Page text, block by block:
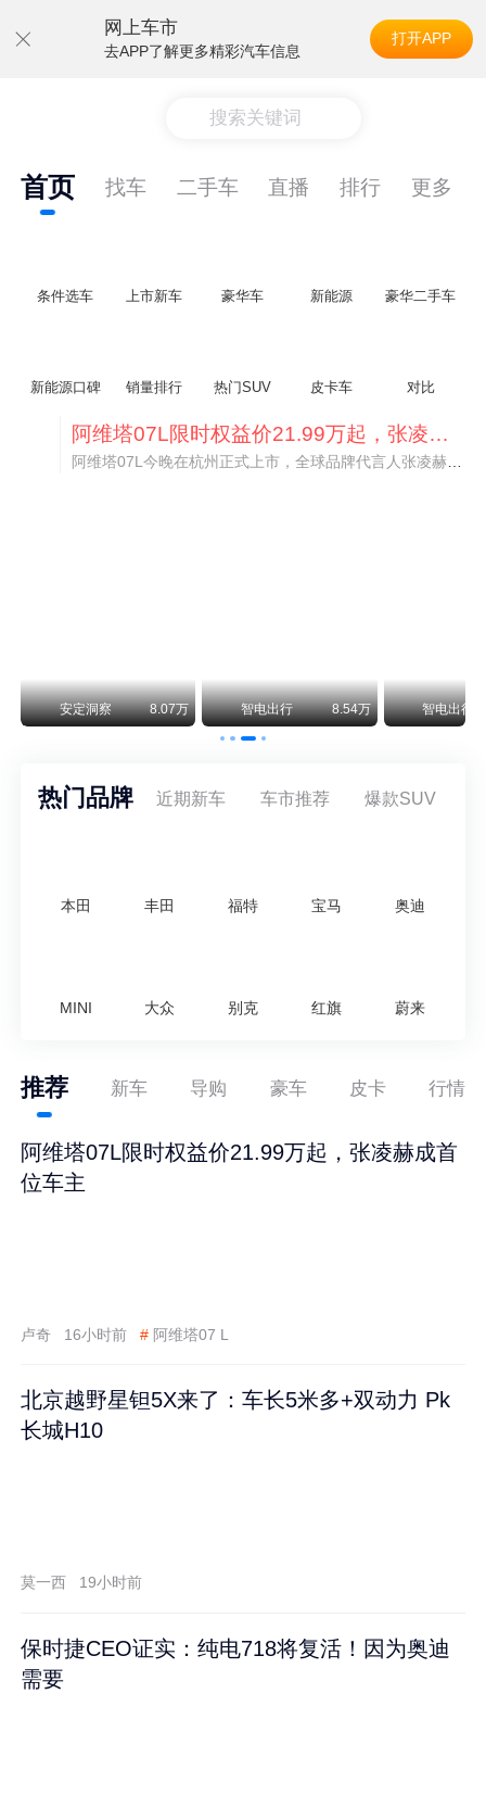
网上车市
去APP了解更多精彩汽车信息
打开APP
搜索关键词
首页 找车 二手车 直播 排行 更多
条件选车 上市新车 豪华车 新能源 豪华二手车
新能源口碑 销量排行 热门SUV 皮卡车 对比
阿维塔07L限时权益价21.99万起，张凌赫成首位车主
阿维塔07L今晚在杭州正式上市，全球品牌代言人张凌赫现场提车，成为这台车的第一位主人。三个版本：Elite纯电版22.99万，Max+后驱纯电版24.99万，Ultra三电机四驱版27.99万。
安定洞察 8.07万 智电出行 8.54万 智电出行
热门品牌 近期新车 车市推荐 爆款SUV
本田 丰田 福特 宝马 奥迪
MINI 大众 别克 红旗 蔚来
推荐 新车 导购 豪车 皮卡 行情
阿维塔07L限时权益价21.99万起，张凌赫成首
位车主
卢奇 16小时前 # 阿维塔07 L
北京越野星钽5X来了：车长5米多+双动力 Pk
长城H10
莫一西 19小时前
保时捷CEO证实：纯电718将复活！因为奥迪
需要